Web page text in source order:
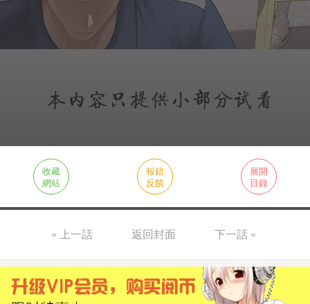
收藏
網站
報錯
反饋
展開
目錄
« 上一話 返回封面 下一話 »